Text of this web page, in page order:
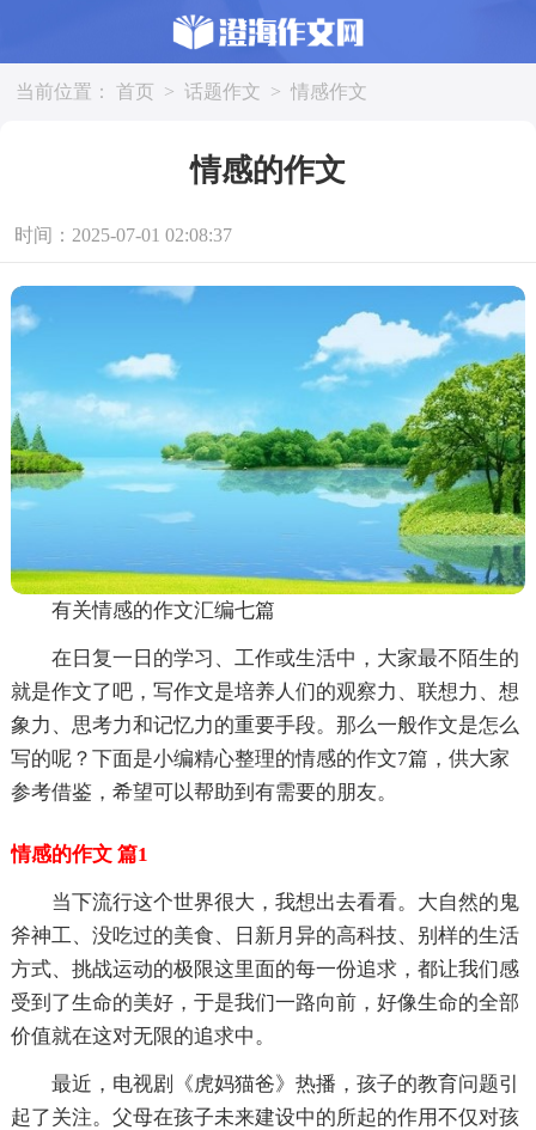
当前位置： 首页 > 话题作文 > 情感作文
情感的作文
时间：2025-07-01 02:08:37
有关情感的作文汇编七篇
在日复一日的学习、工作或生活中，大家最不陌生的
就是作文了吧，写作文是培养人们的观察力、联想力、想
象力、思考力和记忆力的重要手段。那么一般作文是怎么
写的呢？下面是小编精心整理的情感的作文7篇，供大家
参考借鉴，希望可以帮助到有需要的朋友。
情感的作文 篇1
当下流行这个世界很大，我想出去看看。大自然的鬼
斧神工、没吃过的美食、日新月异的高科技、别样的生活
方式、挑战运动的极限这里面的每一份追求，都让我们感
受到了生命的美好，于是我们一路向前，好像生命的全部
价值就在这对无限的追求中。
最近，电视剧《虎妈猫爸》热播，孩子的教育问题引
起了关注。父母在孩子未来建设中的所起的作用不仅对孩